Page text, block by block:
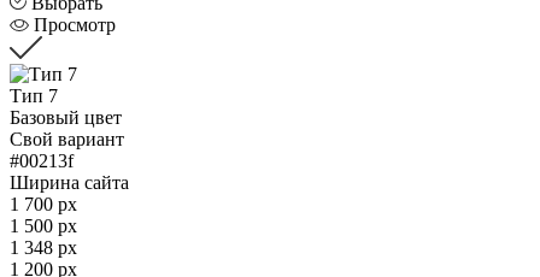
Просмотр
Тип 7
Базовый цвет
Свой вариант
#00213f
Ширина сайта
1 700 px
1 500 px
1 348 px
1 200 px